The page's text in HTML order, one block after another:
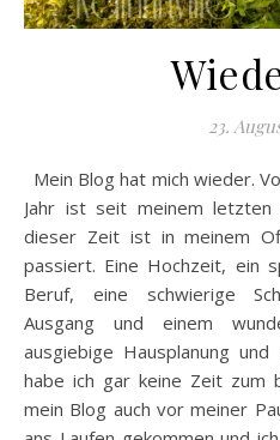
23.
Mein Blog hat mich wieder. Vorläufig zumindest… Über ein
Jahr ist seit meinem letzten
dieser Zeit ist in meinem
passiert. Eine Hochzeit, ein
Beruf, eine schwierige
Ausgang und einem
ausgiebige Hausplanung
habe ich gar keine Zeit zum
mein Blog auch vor meiner